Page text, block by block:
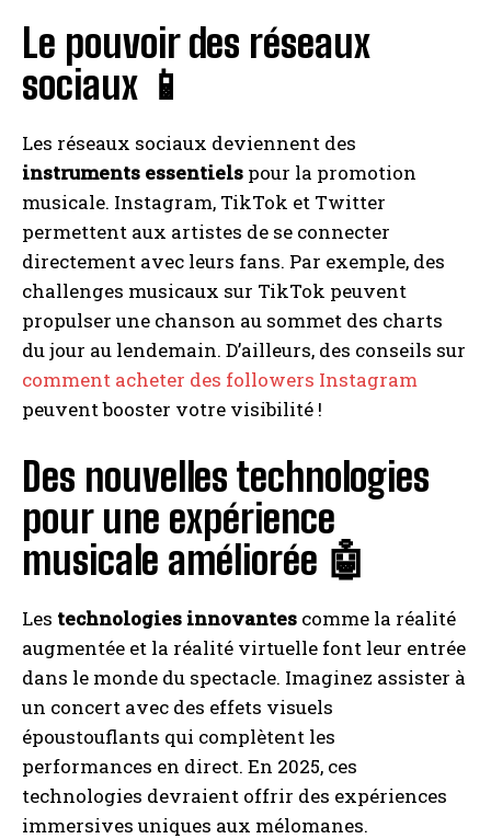
Le pouvoir des réseaux
sociaux 📱
Les réseaux sociaux deviennent des
instruments essentiels pour la promotion
musicale. Instagram, TikTok et Twitter
permettent aux artistes de se connecter
directement avec leurs fans. Par exemple, des
challenges musicaux sur TikTok peuvent
propulser une chanson au sommet des charts
du jour au lendemain. D’ailleurs, des conseils sur
comment acheter des followers Instagram
peuvent booster votre visibilité !
Des nouvelles technologies
pour une expérience
musicale améliorée 🤖
Les technologies innovantes comme la réalité
augmentée et la réalité virtuelle font leur entrée
dans le monde du spectacle. Imaginez assister à
un concert avec des effets visuels
époustouflants qui complètent les
performances en direct. En 2025, ces
technologies devraient offrir des expériences
immersives uniques aux mélomanes.